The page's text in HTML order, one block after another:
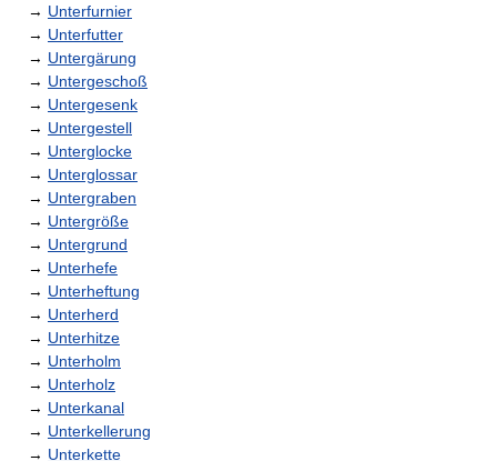
→ Unterfurnier
→ Unterfutter
→ Untergärung
→ Untergeschoß
→ Untergesenk
→ Untergestell
→ Unterglocke
→ Unterglossar
→ Untergraben
→ Untergröße
→ Untergrund
→ Unterhefe
→ Unterheftung
→ Unterherd
→ Unterhitze
→ Unterholm
→ Unterholz
→ Unterkanal
→ Unterkellerung
→ Unterkette